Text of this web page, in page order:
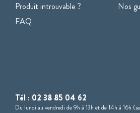
Produit introuvable ?
FAQ
Nos
Tél : 02 38 85 04 62
Du lundi au vendredi de 9h à 13h et de 14h à 16h